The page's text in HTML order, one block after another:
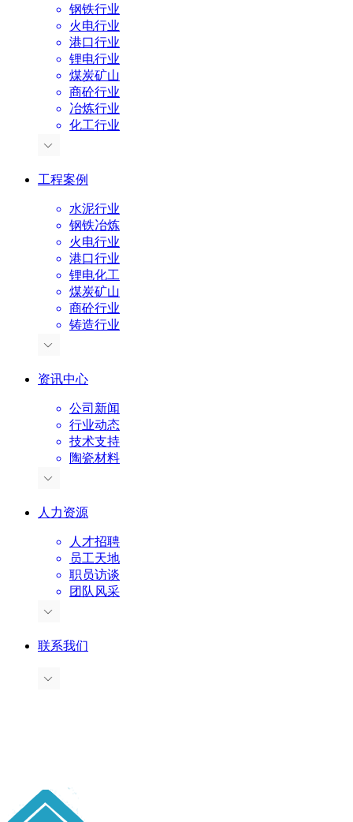
钢铁行业
火电行业
港口行业
锂电行业
煤炭矿山
商砼行业
冶炼行业
化工行业
工程案例
水泥行业
钢铁冶炼
火电行业
港口行业
锂电化工
煤炭矿山
商砼行业
铸造行业
资讯中心
公司新闻
行业动态
技术支持
陶瓷材料
人力资源
人才招聘
员工天地
职员访谈
团队风采
联系我们